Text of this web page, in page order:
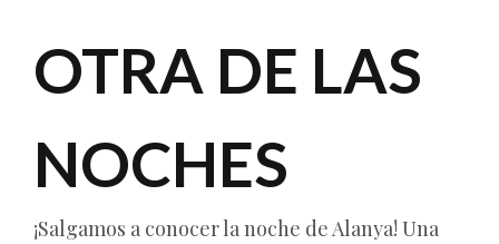
OTRA DE LAS
NOCHES
¡Salgamos a conocer la noche de Alanya! Una